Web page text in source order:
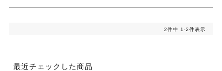
2件中 1-2件表示
最近チェックした商品